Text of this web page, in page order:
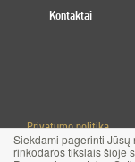
Siekdami pagerinti Jūsų
rinkodaros tikslais šioje
Kontaktai
Privatumo politika
Slapuku politika